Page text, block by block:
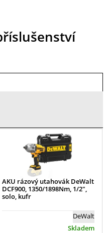
AKU rázový utahovák DeWalt
DCF900, 1350/1898Nm, 1/2",
solo, kufr
DeWalt
Skladem